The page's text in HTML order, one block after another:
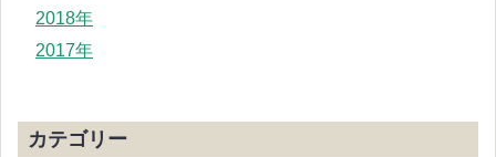
2018年
2017年
カテゴリー